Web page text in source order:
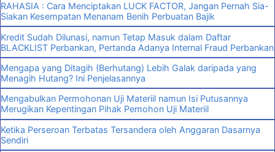
RAHASIA : Cara Menciptakan LUCK FACTOR, Jangan Pernah Sia-
Siakan Kesempatan Menanam Benih Perbuatan Bajik
Kredit Sudah Dilunasi, namun Tetap Masuk dalam Daftar
BLACKLIST Perbankan, Pertanda Adanya Internal Fraud Perbankan
Mengapa yang Ditagih (Berhutang) Lebih Galak daripada yang
Menagih Hutang? Ini Penjelasannya
Mengabulkan Permohonan Uji Materiil namun Isi Putusannya
Merugikan Kepentingan Pihak Pemohon Uji Materiil
Ketika Perseroan Terbatas Tersandera oleh Anggaran Dasarnya
Sendiri